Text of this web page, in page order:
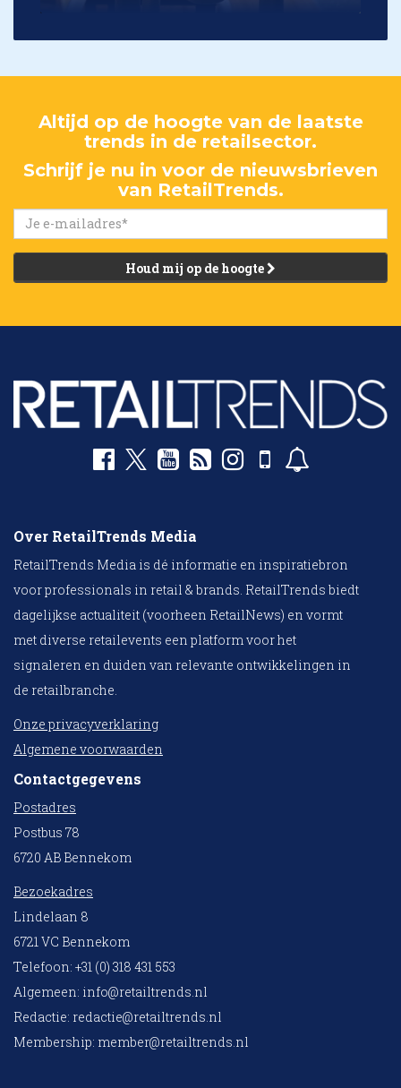
Altijd op de hoogte van de laatste
trends in de retailsector.
Schrijf je nu in voor de nieuwsbrieven
van RetailTrends.
Houd mij op de hoogte
Over RetailTrends Media
RetailTrends Media is dé informatie en inspiratiebron
voor professionals in retail & brands. RetailTrends biedt
dagelijkse actualiteit (voorheen RetailNews) en vormt
met diverse retailevents een platform voor het
signaleren en duiden van relevante ontwikkelingen in
de retailbranche.
Onze privacyverklaring
Algemene voorwaarden
Contactgegevens
Postadres
Postbus 78
6720 AB Bennekom
Bezoekadres
Lindelaan 8
6721 VC Bennekom
Telefoon: +31 (0) 318 431 553
Algemeen: info@retailtrends.nl
Redactie: redactie@retailtrends.nl
Membership: member@retailtrends.nl